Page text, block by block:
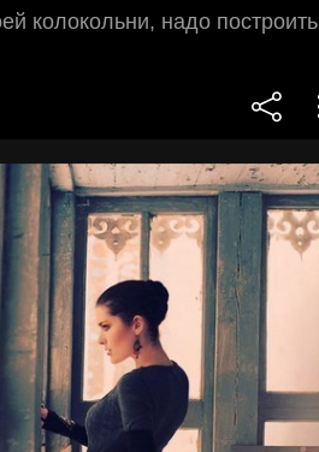
колокольни, надо построить